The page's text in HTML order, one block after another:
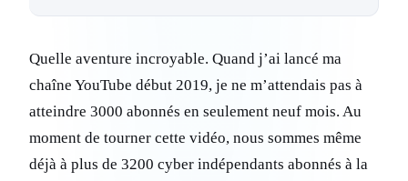
Quelle aventure incroyable. Quand j’ai lancé ma
chaîne YouTube début 2019, je ne m’attendais pas à
atteindre 3000 abonnés en seulement neuf mois. Au
moment de tourner cette vidéo, nous sommes même
déjà à plus de 3200 cyber indépendants abonnés à la